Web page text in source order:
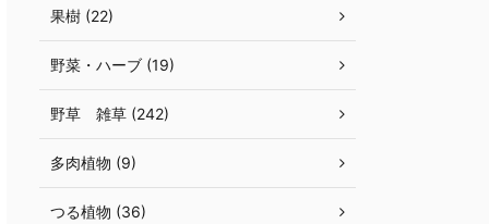
果樹 (22)
野菜・ハーブ (19)
野草 雑草 (242)
多肉植物 (9)
つる植物 (36)